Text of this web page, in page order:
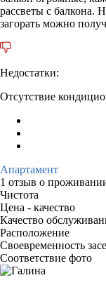
рассветы с балкона.
загорать можно
Недостатки:
Отсутствие
Апартамент
1 отзыв о
Чистота
Цена - качество
Качество
Расположение
Своевременность
Соответствие фото